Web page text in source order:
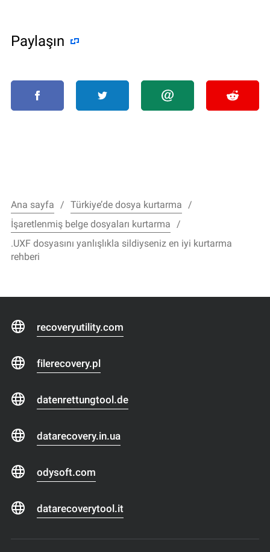
Paylaşın
Ana sayfa
Türkiye’de dosya kurtarma
İşaretlenmiş belge dosyaları kurtarma
.UXF dosyasını yanlışlıkla sildiyseniz en iyi kurtarma
rehberi
recoveryutility.com
filerecovery.pl
datenrettungtool.de
datarecovery.in.ua
odysoft.com
datarecoverytool.it